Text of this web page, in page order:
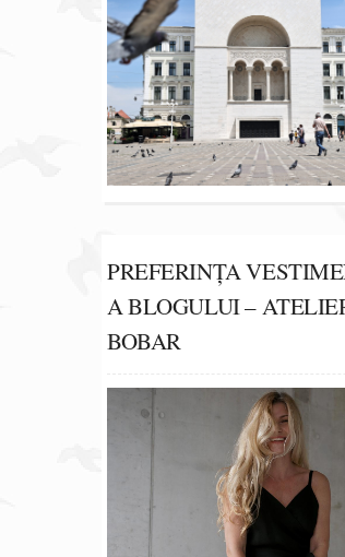
PREFERINȚA
A BLOGULUI –
BOBAR